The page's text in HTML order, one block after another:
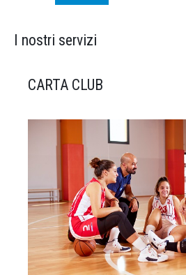
I nostri servizi
CARTA CLUB